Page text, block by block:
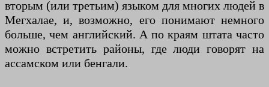
вторым (или третьим) языком для многих людей в
Мегхалае, и, возможно, его понимают немного
больше, чем английский. А по краям штата часто
можно встретить районы, где люди говорят на
ассамском или бенгали.